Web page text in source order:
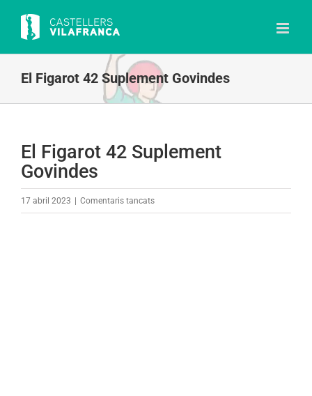
content
El Figarot 42 Suplement Govindes
El Figarot 42 Suplement
Govindes
17 abril 2023 Comentaris tancatsa